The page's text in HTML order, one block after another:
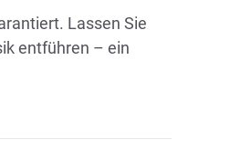
Lassen Sie
entführen – ein